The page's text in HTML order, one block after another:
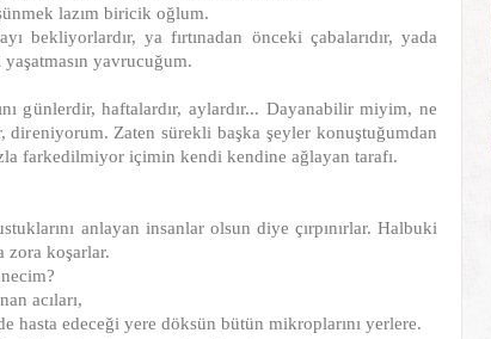
lazım biricik oğlum.
bekliyorlardır, ya fırtınadan önceki çabalarıdır, yada
yavrucuğum.
günlerdir, haftalardır, aylardır... Dayanabilir miyim, ne
direniyorum. Zaten sürekli başka şeyler konuştuğumdan
farkedilmiyor içimin kendi kendine ağlayan tarafı.
anlayan insanlar olsun diye çırpınırlar. Halbuki
zora koşarlar.
acıları,
hasta edeceği yere döksün bütün mikroplarını yerlere.